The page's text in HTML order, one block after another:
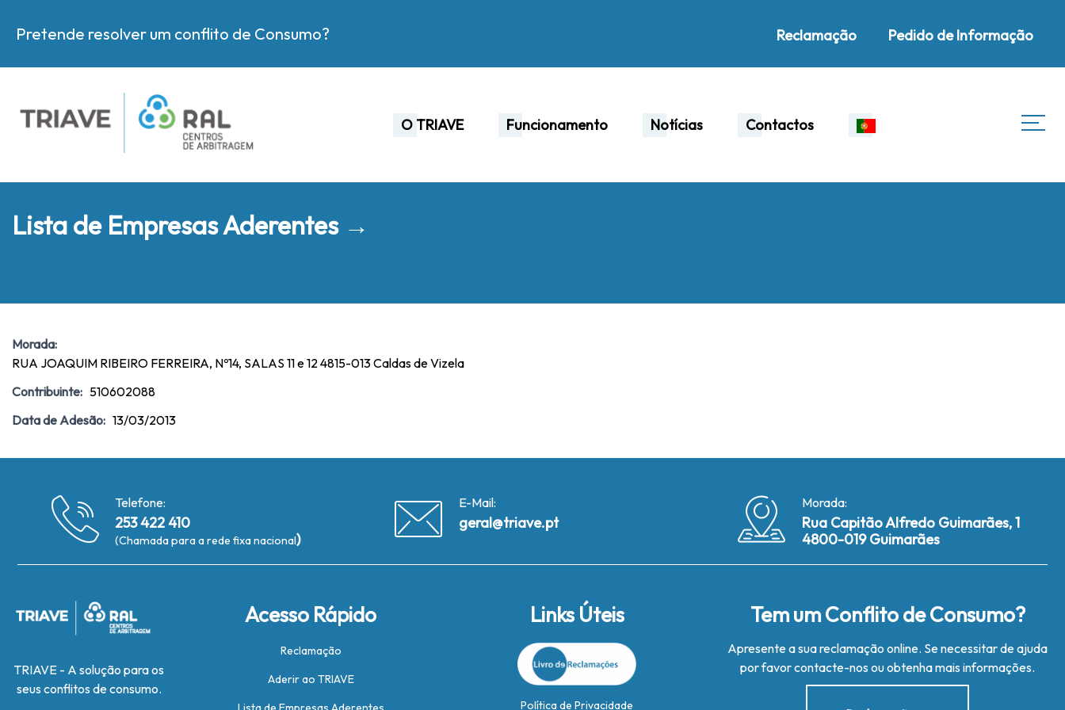
Pretende resolver um conflito de Consumo? Reclamação Pedido de Informação
O TRIAVE Funcionamento Notícias Contactos
Lista de Empresas Aderentes →
Morada:
RUA JOAQUIM RIBEIRO FERREIRA, Nº14, SALAS 11 e 12 4815-013 Caldas de Vizela
Contribuinte: 510602088
Data de Adesão: 13/03/2013
Telefone:
253 422 410
(Chamada para a rede fixa nacional)
E-Mail:
geral@triave.pt
Morada:
Rua Capitão Alfredo Guimarães, 1
4800-019 Guimarães
TRIAVE - A solução para os
seus conflitos de consumo.
Acesso Rápido
Reclamação
Aderir ao TRIAVE
Links Úteis
Política de Privacidade
Tem um Conflito de Consumo?
Apresente a sua reclamação online. Se necessitar de ajuda
por favor contacte-nos ou obtenha mais informações.